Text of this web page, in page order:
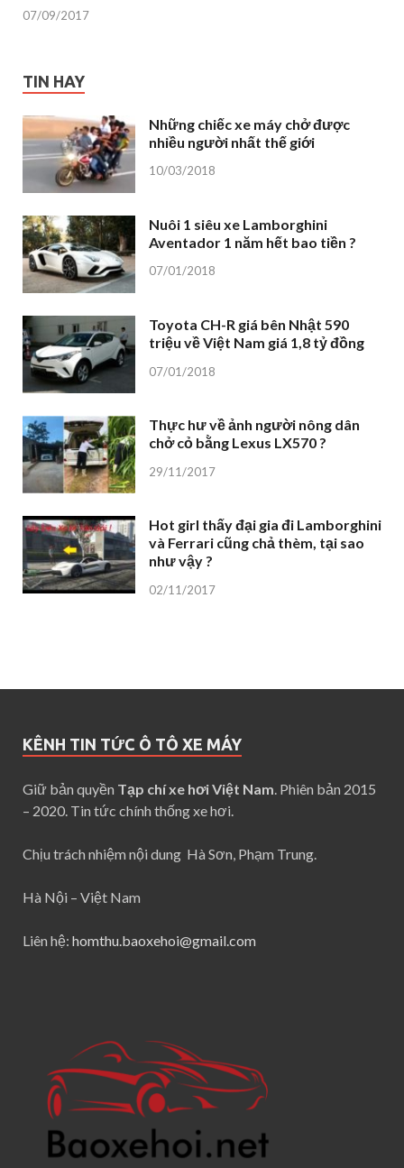
07/09/2017
TIN HAY
Những chiếc xe máy chở được
nhiều người nhất thế giới
10/03/2018
Nuôi 1 siêu xe Lamborghini
Aventador 1 năm hết bao tiền ?
07/01/2018
Toyota CH-R giá bên Nhật 590
triệu về Việt Nam giá 1,8 tỷ đồng
07/01/2018
Thực hư về ảnh người nông dân
chở cỏ bằng Lexus LX570 ?
29/11/2017
Hot girl thấy đại gia đi Lamborghini
và Ferrari cũng chả thèm, tại sao
như vậy ?
02/11/2017
KÊNH TIN TỨC Ô TÔ XE MÁY
Giữ bản quyền Tạp chí xe hơi Việt Nam . Phiên bản 2015
– 2020. Tin tức chính thống xe hơi.
Chịu trách nhiệm nội dung Hà Sơn, Phạm Trung.
Hà Nội – Việt Nam
Liên hệ: homthu.baoxehoi@gmail.com